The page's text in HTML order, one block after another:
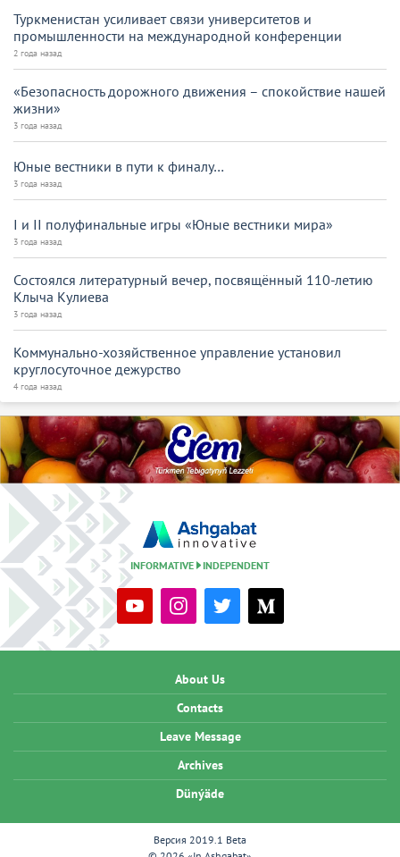
Туркменистан усиливает связи университетов и
промышленности на международной конференции
2 года назад
«Безопасность дорожного движения – спокойствие нашей
жизни»
3 года назад
Юные вестники в пути к финалу…
3 года назад
I и II полуфинальные игры «Юные вестники мира»
3 года назад
Состоялся литературный вечер, посвящённый 110-летию
Клыча Кулиева
3 года назад
Коммунально-хозяйственное управление установил
круглосуточное дежурство
4 года назад
INFORMATIVE INDEPENDENT
About Us
Contacts
Leave Message
Archives
Dünýäde
Версия 2019.1 Beta